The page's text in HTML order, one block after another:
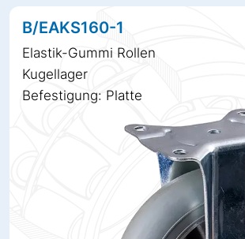
B/EAKS160-1
Elastik-Gummi Rollen
Kugellager
Befestigung: Platte